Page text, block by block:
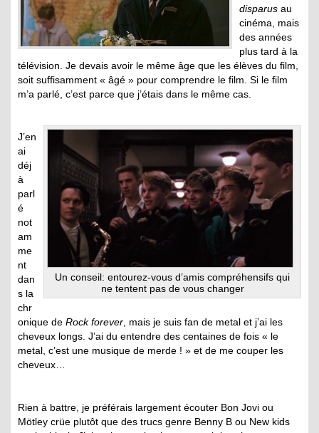
disparus au
cinéma, mais
des années
plus tard à la
télévision. Je devais avoir le même âge que les élèves du film,
soit suffisamment « âgé » pour comprendre le film. Si le film
m’a parlé, c’est parce que j’étais dans le même cas.
Un conseil: entourez-vous d’amis compréhensifs qui
ne tentent pas de vous changer
J’en
ai
déj
à
parl
é
not
am
me
nt
dan
s la
chr
onique de Rock forever , mais je suis fan de metal et j’ai les
cheveux longs. J’ai du entendre des centaines de fois « le
metal, c’est une musique de merde ! » et de me couper les
cheveux…
Rien à battre, je préférais largement écouter Bon Jovi ou
Mötley crüe plutôt que des trucs genre Benny B ou New kids